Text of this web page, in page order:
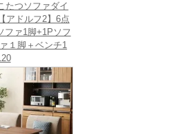
たつソファダイ
アドルフ2】6点
ファ1脚+1Pソフ
１脚＋ベンチ1